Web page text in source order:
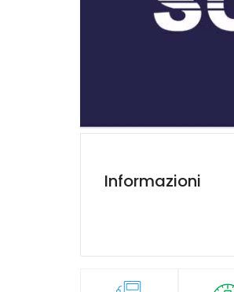
Informazioni